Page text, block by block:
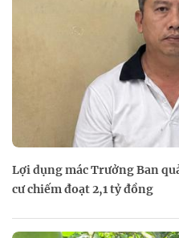
Lợi dụng mác Trưởng Ban
cư chiếm đoạt 2,1 tỷ đồng